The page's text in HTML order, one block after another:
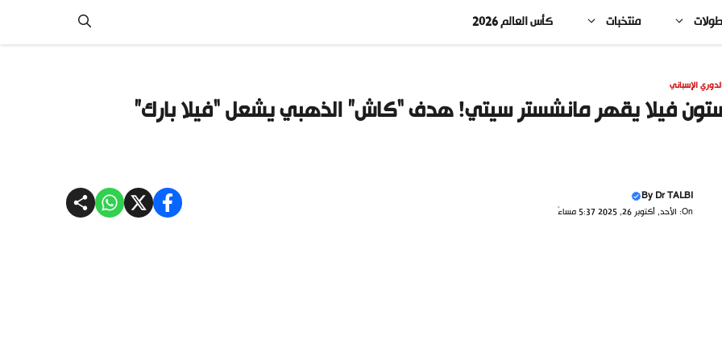
منتخبات كأس العالم 2026
الإسباني
فيلا يقهر مانشستر سيتي! هدف “كاش” الذهبي يشعل “فيلا بارك”
ByDr TALBI
On: الأحد, أكتوبر 26, 2025 5:37 مساءً